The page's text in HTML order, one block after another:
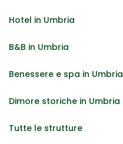
Hotel in Umbria
B&B in Umbria
Benessere e spa in Umbria
Dimore storiche in Umbria
Tutte le strutture